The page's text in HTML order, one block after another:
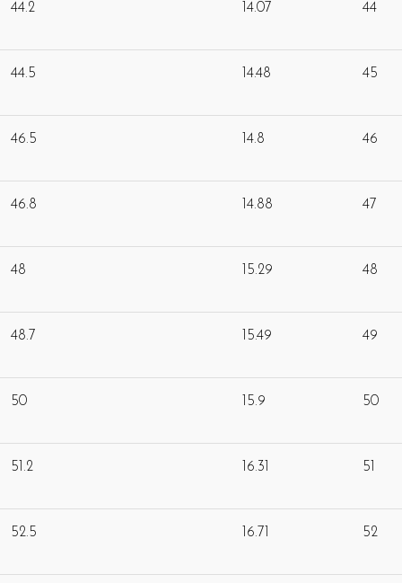
44.2 14.07 44
44.5 14.48 45
46.5 14.8 46
46.8 14.88 47
48 15.29 48
48.7 15.49 49
50 15.9 50
51.2 16.31 51
52.5 16.71 52